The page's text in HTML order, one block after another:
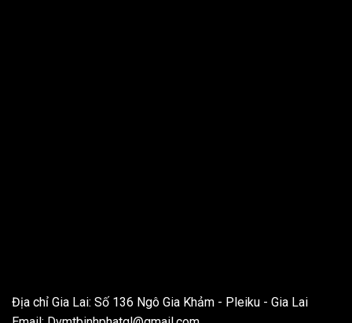
Địa chỉ Gia Lai: Số 136 Ngô Gia Khảm - Pleiku - Gia Lai